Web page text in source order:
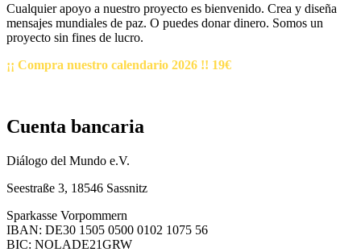
Cualquier apoyo a nuestro proyecto es bienvenido. Crea y diseña
mensajes mundiales de paz. O puedes donar dinero. Somos un
proyecto sin fines de lucro.
¡¡ Compra nuestro calendario 2026 !! 19€
Cuenta bancaria
Diálogo del Mundo e.V.
Seestraße 3, 18546 Sassnitz
Sparkasse Vorpommern
IBAN: DE30 1505 0500 0102 1075 56
BIC: NOLADE21GRW